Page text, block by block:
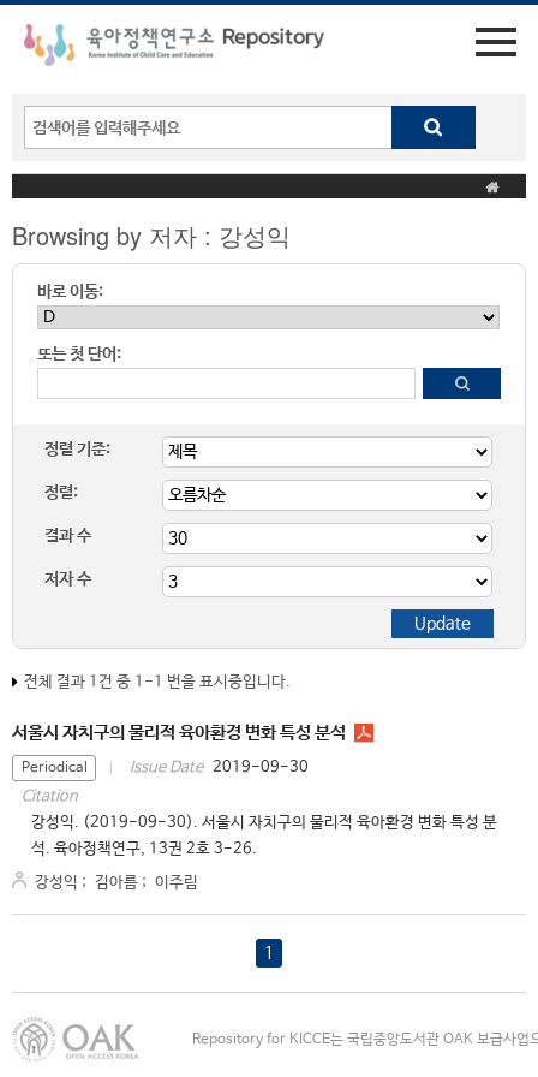
Browsing by 저자 : 강성익
바로 이동:
또는 첫 단어:
정렬 기준:
정렬:
결과 수
저자 수
전체 결과 1건 중 1-1 번을 표시중입니다.
서울시 자치구의 물리적 육아환경 변화 특성 분석
Periodical Issue Date 2019-09-30
Citation
강성익. (2019-09-30). 서울시 자치구의 물리적 육아환경 변화 특성 분
석. 육아정책연구, 13권 2호 3-26.
강성익 ; 김아름 ; 이주림
1
Repository for KICCE는 국립중앙도서관 OAK 보급사업